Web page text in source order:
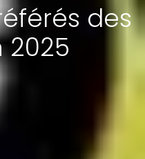
des
2025